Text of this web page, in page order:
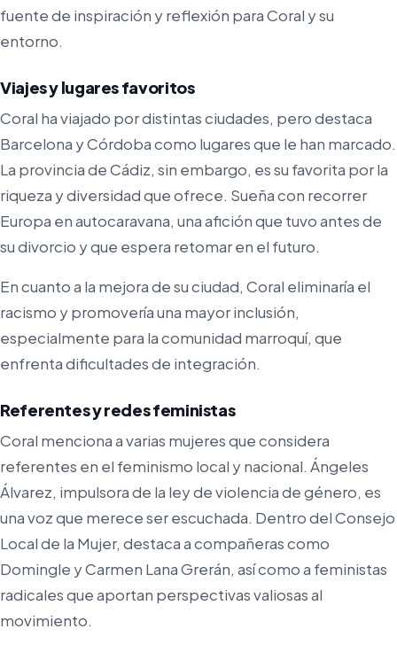
fuente de inspiración y reflexión para Coral y su
entorno.
Viajes y lugares favoritos
Coral ha viajado por distintas ciudades, pero destaca
Barcelona y Córdoba como lugares que le han marcado.
La provincia de Cádiz, sin embargo, es su favorita por la
riqueza y diversidad que ofrece. Sueña con recorrer
Europa en autocaravana, una afición que tuvo antes de
su divorcio y que espera retomar en el futuro.
En cuanto a la mejora de su ciudad, Coral eliminaría el
racismo y promovería una mayor inclusión,
especialmente para la comunidad marroquí, que
enfrenta dificultades de integración.
Referentes y redes feministas
Coral menciona a varias mujeres que considera
referentes en el feminismo local y nacional. Ángeles
Álvarez, impulsora de la ley de violencia de género, es
una voz que merece ser escuchada. Dentro del Consejo
Local de la Mujer, destaca a compañeras como
Domingle y Carmen Lana Grerán, así como a feministas
radicales que aportan perspectivas valiosas al
movimiento.